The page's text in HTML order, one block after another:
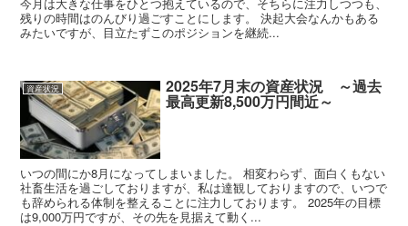
残りの時間はのんびり過ごすことにします。 決起大会なんかもある
みたいですが、目立たずこのポジションを継続...
資産状況 2025年7月末の資産状況 ～過去
最高更新8,500万円間近～
いつの間にか8月になってしまいました。 相変わらず、面白くもない
社畜生活を過ごしておりますが、私は達観しておりますので、いつで
も辞められる体制を整えることに注力しております。 2025年の目標
は9,000万円ですが、その先を見据えて動く...